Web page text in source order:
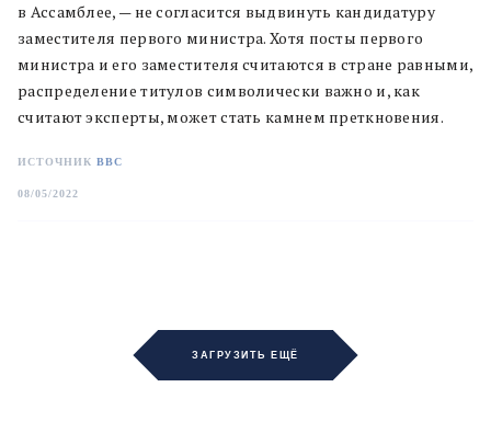
в Ассамблее, — не согласится выдвинуть кандидатуру
заместителя первого министра. Хотя посты первого
министра и его заместителя считаются в стране равными,
распределение титулов символически важно и, как
считают эксперты, может стать камнем преткновения.
ИСТОЧНИК BBC
08/05/2022
ЗАГРУЗИТЬ ЕЩЁ